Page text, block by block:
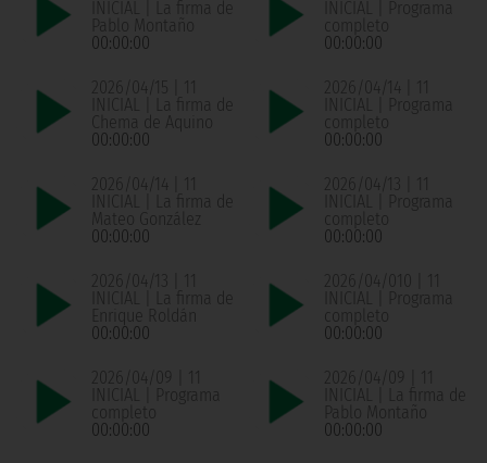
INICIAL | La firma de
Pablo Montaño
00:00:00
INICIAL | Programa
completo
00:00:00
2026/04/15 | 11
INICIAL | La firma de
Chema de Aquino
00:00:00
2026/04/14 | 11
INICIAL | Programa
completo
00:00:00
2026/04/14 | 11
INICIAL | La firma de
Mateo González
00:00:00
2026/04/13 | 11
INICIAL | Programa
completo
00:00:00
2026/04/13 | 11
INICIAL | La firma de
Enrique Roldán
00:00:00
2026/04/010 | 11
INICIAL | Programa
completo
00:00:00
2026/04/09 | 11
INICIAL | Programa
completo
00:00:00
2026/04/09 | 11
INICIAL | La firma de
Pablo Montaño
00:00:00